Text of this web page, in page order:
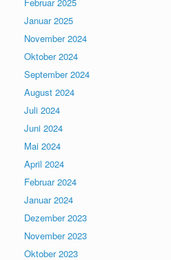
Januar 2025
November 2024
Oktober 2024
September 2024
August 2024
Juli 2024
Juni 2024
Mai 2024
April 2024
Februar 2024
Januar 2024
Dezember 2023
November 2023
Oktober 2023